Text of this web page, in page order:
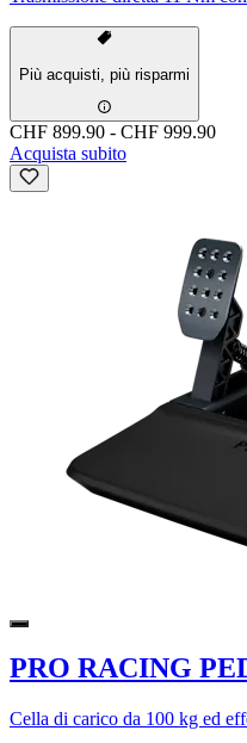
Più acquisti, più risparmi
CHF 899.90 - CHF 999.90
Acquista subito
PRO RACING
Cella di carico da 100 kg ed